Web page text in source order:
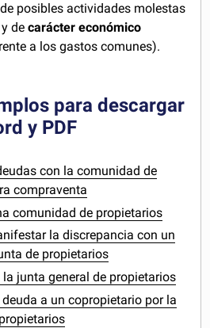
posibles actividades molestas
y decarácter económico
a los gastos comunes).
para descargar
y PDF
con la comunidad de
compraventa
comunidad de propietarios
la discrepancia con un
de propietarios
junta general de propietarios
a un copropietario por la